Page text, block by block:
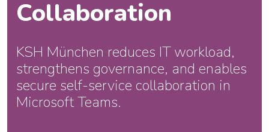
Collaboration
KSH München reduces IT workload,
strengthens governance, and enables
secure self-service collaboration in
Microsoft Teams.